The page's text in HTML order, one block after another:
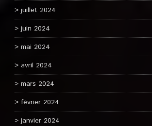
juillet 2024
juin 2024
mai 2024
avril 2024
mars 2024
février 2024
janvier 2024